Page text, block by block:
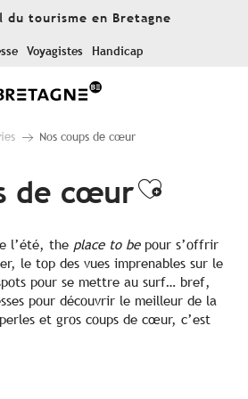
tourisme en Bretagne
Voyagistes Handicap
Nos coups de cœur
de cœur
l’été, the place to be pour s’offrir
le top des vues imprenables sur le
pour se mettre au surf… bref,
pour découvrir le meilleur de la
et gros coups de cœur, c’est